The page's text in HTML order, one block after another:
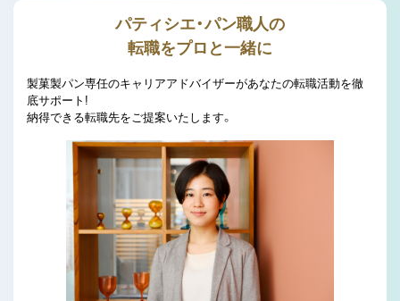
パティシエ・パン職人の
転職をプロと一緒に
製菓製パン専任のキャリアアドバイザーがあなたの転職活動を徹
底サポート!
納得できる転職先をご提案いたします。